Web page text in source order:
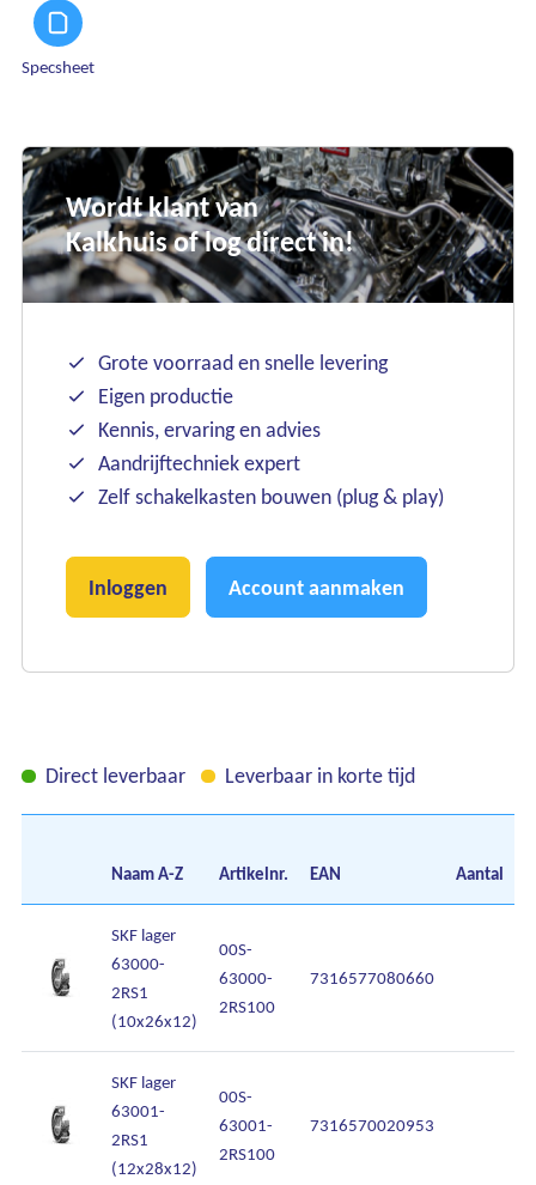
Ons assortiment
Onze merken
Specsheet
Wordt klant van
Kalkhuis of log direct in!
Grote voorraad en snelle levering
Eigen productie
Kennis, ervaring en advies
Aandrijftechniek expert
Zelf schakelkasten bouwen (plug & play)
Inloggen Account aanmaken
Direct leverbaar Leverbaar in korte tijd
NaamA-Z Artikelnr. EAN Aantal
SKF lager
63000-
2RS1
(10x26x12)
00S-
63000-
2RS100
7316577080660
SKF lager
63001-
2RS1
(12x28x12)
00S-
63001-
2RS100
7316570020953